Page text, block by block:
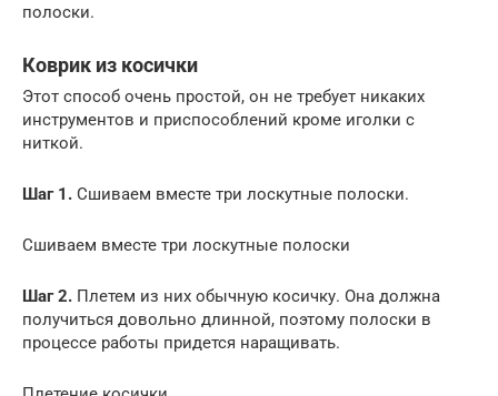
полоски.
Коврик из косички
Этот способ очень простой, он не требует никаких
инструментов и приспособлений кроме иголки с
ниткой.
Шаг 1. Сшиваем вместе три лоскутные полоски.
Сшиваем вместе три лоскутные полоски
Шаг 2. Плетем из них обычную косичку. Она должна
получиться довольно длинной, поэтому полоски в
процессе работы придется наращивать.